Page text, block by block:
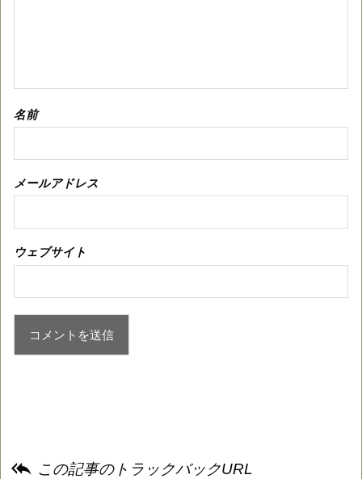
名前
メールアドレス
ウェブサイト
 この記事のトラックバックURL